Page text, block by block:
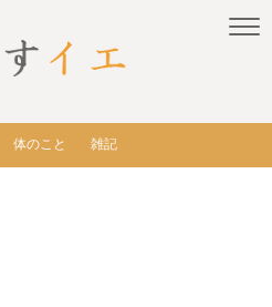
体のこと 雑記